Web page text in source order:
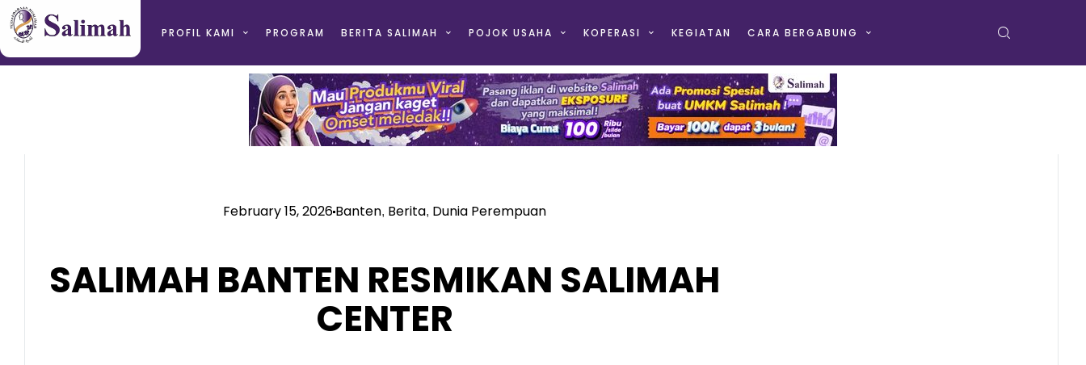
PROFIL KAMI PROGRAM BERITA SALIMAH POJOK USAHA KOPERASI KEGIATAN CARA BERGABUNG
February 15, 2026Banten, Berita, Dunia Perempuan
SALIMAH BANTEN RESMIKAN SALIMAH
CENTER